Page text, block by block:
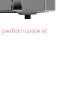
performance et